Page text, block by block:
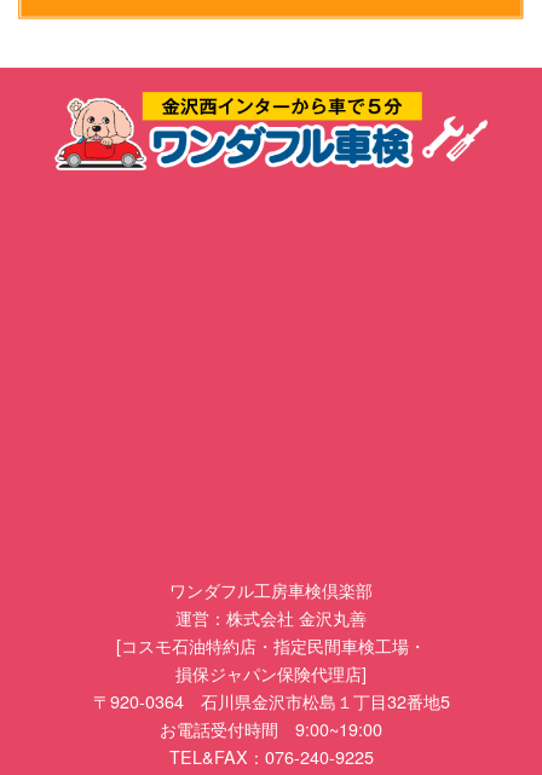
ワンダフル工房車検倶楽部
運営：株式会社 金沢丸善
[コスモ石油特約店・指定民間車検工場・
損保ジャパン保険代理店]
〒920-0364 石川県金沢市松島１丁目32番地5
お電話受付時間 9:00~19:00
TEL&FAX：076-240-9225